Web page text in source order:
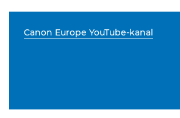
Canon Europe YouTube-kanal